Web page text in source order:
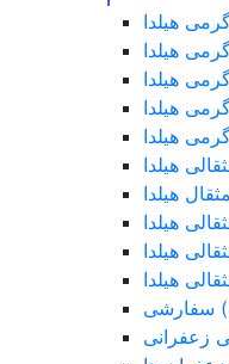
هیلدا
هیلدا
هیلدا
هیلدا
هیلدا
هیلدا
هیلدا
هیلدا
هیلدا
هیلدا
سفارشی
زعفرانی